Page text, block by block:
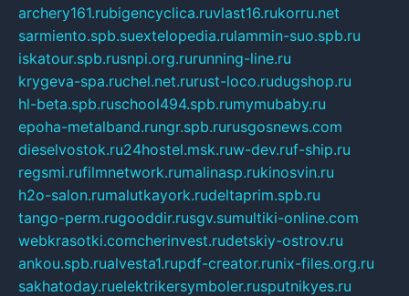
archery161.rubigencyclica.ruvlast16.rukorru.net
sarmiento.spb.suextelopedia.rulammin-suo.spb.ru
iskatour.spb.rusnpi.org.rurunning-line.ru
krygeva-spa.ruchel.net.rurust-loco.rudugshop.ru
hl-beta.spb.ruschool494.spb.rumymubaby.ru
epoha-metalband.rungr.spb.rurusgosnews.com
dieselvostok.ru24hostel.msk.ruw-dev.ruf-ship.ru
regsmi.rufilmnetwork.rumalinasp.rukinosvin.ru
h2o-salon.rumalutkayork.rudeltaprim.spb.ru
tango-perm.rugooddir.rusgv.sumultiki-online.com
webkrasotki.comcherinvest.rudetskiy-ostrov.ru
ankou.spb.rualvesta1.rupdf-creator.runix-files.org.ru
sakhatoday.ruelektrikersymboler.rusputnikyes.ru